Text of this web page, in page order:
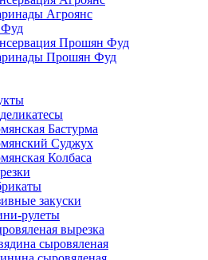
Агроянс
Прошян Фуд
Прошян Фуд
Бастурма
Суджух
Колбаса
закуски
рулеты
вырезка
сыровяленая